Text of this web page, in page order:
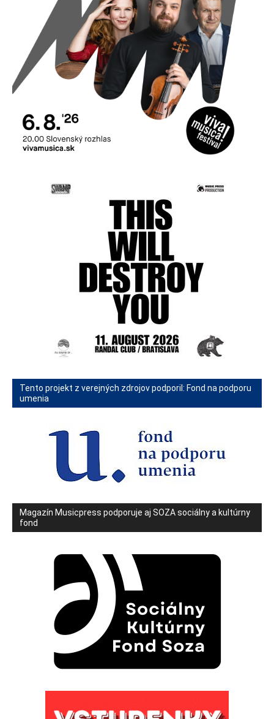
Tento projekt z verejných zdrojov podporil: Fond na podporu
umenia
Magazín Musicpress podporuje aj SOZA sociálny a kultúrny
fond